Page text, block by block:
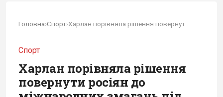
Головна›Спорт›
Спорт
Харлан порівняла рішення
повернути росіян до